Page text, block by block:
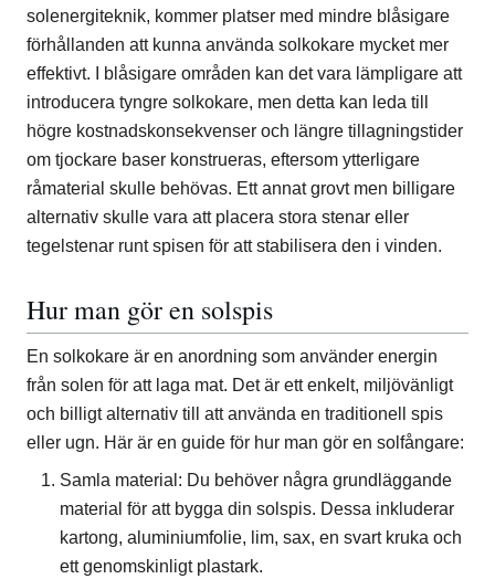
solenergiteknik, kommer platser med mindre blåsigare
förhållanden att kunna använda solkokare mycket mer
effektivt. I blåsigare områden kan det vara lämpligare att
introducera tyngre solkokare, men detta kan leda till
högre kostnadskonsekvenser och längre tillagningstider
om tjockare baser konstrueras, eftersom ytterligare
råmaterial skulle behövas. Ett annat grovt men billigare
alternativ skulle vara att placera stora stenar eller
tegelstenar runt spisen för att stabilisera den i vinden.
Hur man gör en solspis
En solkokare är en anordning som använder energin
från solen för att laga mat. Det är ett enkelt, miljövänligt
och billigt alternativ till att använda en traditionell spis
eller ugn. Här är en guide för hur man gör en solfångare:
Samla material: Du behöver några grundläggande
material för att bygga din solspis. Dessa inkluderar
kartong, aluminiumfolie, lim, sax, en svart kruka och
ett genomskinligt plastark.